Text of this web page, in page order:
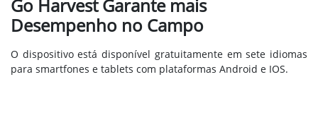
Go Harvest Garante mais
Desempenho no Campo
O dispositivo está disponível gratuitamente em sete idiomas
para smartfones e tablets com plataformas Android e IOS.